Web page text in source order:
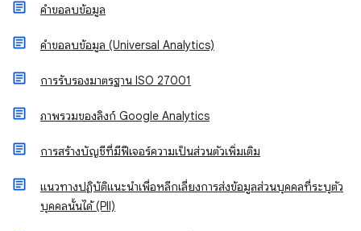
คำขอลบข้อมูล
คําขอลบข้อมูล (Universal Analytics)
การรับรองมาตรฐาน ISO 27001
ภาพรวมของลิงก์ Google Analytics
การสร้างบัญชีที่มีฟีเจอร์ความเป็นส่วนตัวเพิ่มเติม
แนวทางปฏิบัติแนะนำเพื่อหลีกเลี่ยงการส่งข้อมูลส่วนบุคคลที่ระบุตัว
บุคคลนั้นได้ (PII)